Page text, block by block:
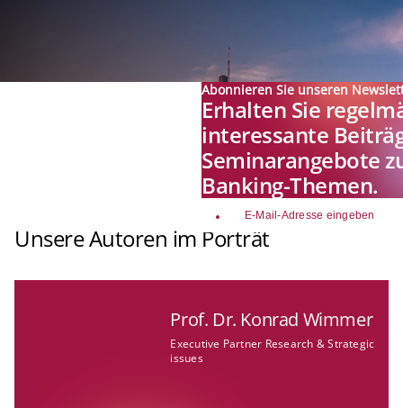
Abonnieren Sie unseren
Erhalten Sie
interessante
Seminarangebote
Banking-Themen.
email
Unsere Autoren im Porträt
Prof. Dr. Konrad Wimmer
Executive Partner Research & Strategic
issues